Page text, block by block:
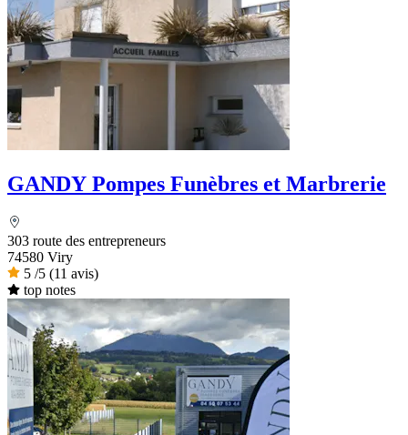
GANDY Pompes Funèbres et Marbrerie
303 route des entrepreneurs
74580 Viry
5 /5 (11 avis)
top notes